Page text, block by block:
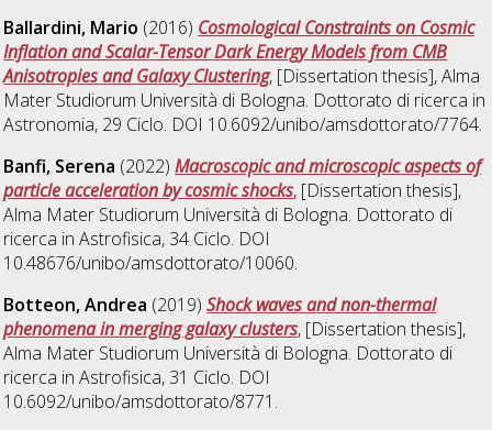
Ballardini, Mario (2016) Cosmological Constraints on Cosmic
Inflation and Scalar-Tensor Dark Energy Models from CMB
Anisotropies and Galaxy Clustering, [Dissertation thesis], Alma
Mater Studiorum Università di Bologna. Dottorato di ricerca in
Astronomia, 29 Ciclo. DOI 10.6092/unibo/amsdottorato/7764.
Banfi, Serena (2022)Macroscopic and microscopic aspects of
particle acceleration by cosmic shocks, [Dissertation thesis],
Alma Mater Studiorum Università di Bologna. Dottorato di
ricerca inAstrofisica, 34 Ciclo. DOI
10.48676/unibo/amsdottorato/10060.
Botteon, Andrea (2019)Shock waves and non-thermal
phenomena in merging galaxy clusters, [Dissertation thesis],
Alma Mater Studiorum Università di Bologna. Dottorato di
ricerca inAstrofisica, 31 Ciclo. DOI
10.6092/unibo/amsdottorato/8771.